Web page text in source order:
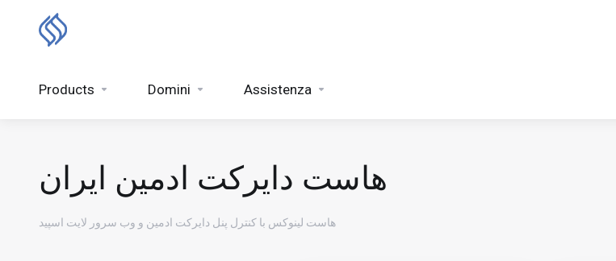
Products Domini Assistenza
هاست دایرکت ادمین ایران
هاست لینوکس با کنترل پنل دایرکت ادمین و وب سرور لایت اسپید